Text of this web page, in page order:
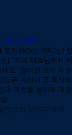
Q&A 268편
분리하라는 의미는?
] “저희 대표님께서
데요. 얼마전 크게 이
님은 자신이 곧 회사
과 개인을 분리해 대
변] 국내 기업의 위기
턴트가 답하다"에서